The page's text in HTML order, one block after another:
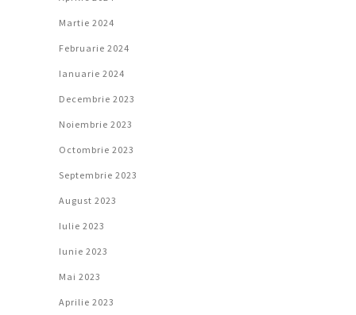
Martie 2024
Februarie 2024
Ianuarie 2024
Decembrie 2023
Noiembrie 2023
Octombrie 2023
Septembrie 2023
August 2023
Iulie 2023
Iunie 2023
Mai 2023
Aprilie 2023